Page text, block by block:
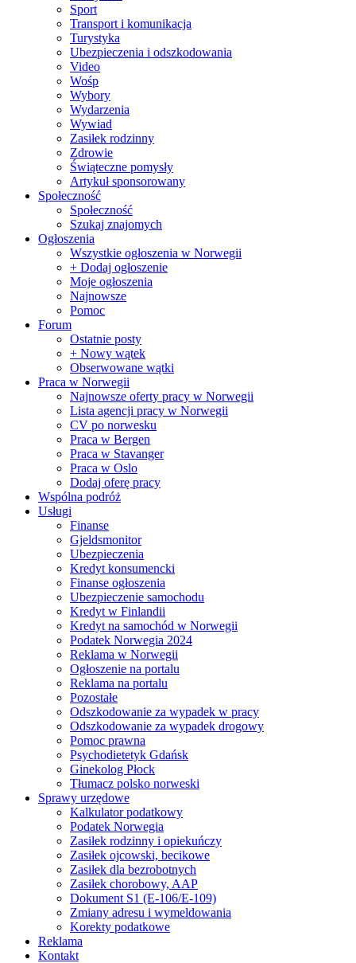
Sport
Transport i komunikacja
Turystyka
Ubezpieczenia i odszkodowania
Video
Wośp
Wybory
Wydarzenia
Wywiad
Zasiłek rodzinny
Zdrowie
Świąteczne pomysły
Artykuł sponsorowany
Społeczność
Społeczność
Szukaj znajomych
Ogłoszenia
Wszystkie ogłoszenia w Norwegii
+ Dodaj ogłoszenie
Moje ogłoszenia
Najnowsze
Pomoc
Forum
Ostatnie posty
+ Nowy wątek
Obserwowane wątki
Praca w Norwegii
Najnowsze oferty pracy w Norwegii
Lista agencji pracy w Norwegii
CV po norwesku
Praca w Bergen
Praca w Stavanger
Praca w Oslo
Dodaj oferę pracy
Wspólna podróż
Usługi
Finanse
Gjeldsmonitor
Ubezpieczenia
Kredyt konsumencki
Finanse ogłoszenia
Ubezpieczenie samochodu
Kredyt w Finlandii
Kredyt na samochód w Norwegii
Podatek Norwegia 2024
Reklama w Norwegii
Ogłoszenie na portalu
Reklama na portalu
Pozostałe
Odszkodowanie za wypadek w pracy
Odszkodowanie za wypadek drogowy
Pomoc prawna
Psychodietetyk Gdańsk
Ginekolog Płock
Tłumacz polsko norweski
Sprawy urzędowe
Kalkulator podatkowy
Podatek Norwegia
Zasiłek rodzinny i opiekuńczy
Zasiłek ojcowski, becikowe
Zasiłek dla bezrobotnych
Zasiłek chorobowy, AAP
Dokument S1 (E-106/E-109)
Zmiany adresu i wymeldowania
Korekty podatkowe
Reklama
Kontakt